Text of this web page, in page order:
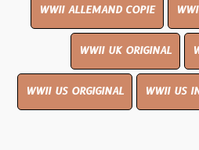
WWII ALLEMAND COPIE
WWII UK ORIGINAL
WWII US ORGIGINAL WWII US